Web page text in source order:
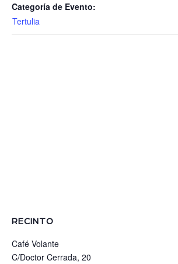
Categoría de Evento:
Tertulia
RECINTO
Café Volante
C/Doctor Cerrada, 20